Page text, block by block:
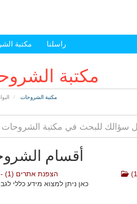
مكتبة راسلنا
مكتبة
مكتبة الشروحات
أقسام
SSL - הצפנת אתרים (1)
כאן ניתן למצוא מידע כללי